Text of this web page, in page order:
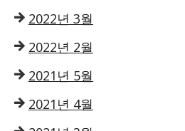
2022년 3월
2022년 2월
2021년 5월
2021년 4월